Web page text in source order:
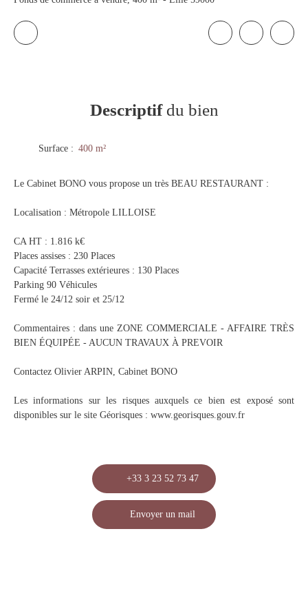
Descriptifdu bien
Surface : 400 m²
Le Cabinet BONO vous propose un très BEAU RESTAURANT :
Localisation : Métropole LILLOISE
CA HT : 1.816 k€
Places assises : 230 Places
Capacité Terrasses extérieures : 130 Places
Parking 90 Véhicules
Fermé le 24/12 soir et 25/12
Commentaires : dans une ZONE COMMERCIALE - AFFAIRE TRÈS
BIEN ÉQUIPÉE - AUCUN TRAVAUX À PREVOIR
Contactez Olivier ARPIN, Cabinet BONO
Les informations sur les risques auxquels ce bien est exposé sont
disponibles sur le site Géorisques : www.georisques.gouv.fr
+33 3 23 52 73 47
Envoyer un mail